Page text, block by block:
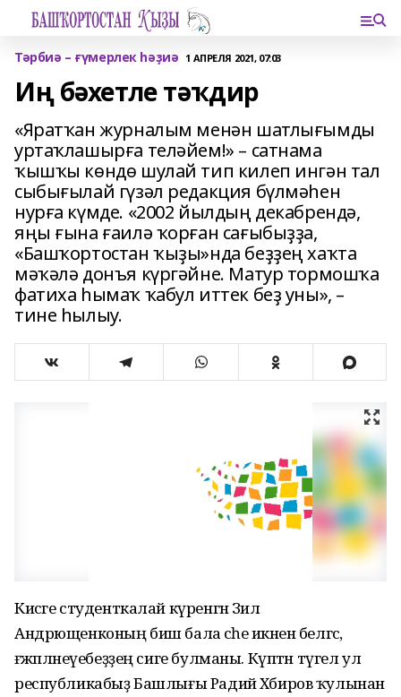
Тәрбиә – ғүмерлек һәҙиә 1 АПРЕЛЯ 2021, 07:03
Иң бәхетле тәҡдир
«Яратҡан журналым менән шатлығымды
уртаҡлашырға теләйем!» – сатнама
ҡышҡы көндө шулай тип килеп ингән тал
сыбығылай гүзәл редакция бүлмәһен
нурға күмде. «2002 йылдың декабрендә,
яңы ғына ғаилә ҡорған сағыбыҙҙа,
«Башҡортостан ҡыҙы»нда беҙҙең хаҡта
мәҡәлә донъя күргәйне. Матур тормошҡа
фатиха һымаҡ ҡабул иттек беҙ уны», –
тине һылыу.
Кисәге студенткалай күренгән Зилә
Андрющенконың биш бала әсәһе икәнен белгәс,
ғәжәпләнеүебеҙҙең сиге булманы. Күптән түгел ул
республикабыҙ Башлығы Радий Хәбиров ҡулынан